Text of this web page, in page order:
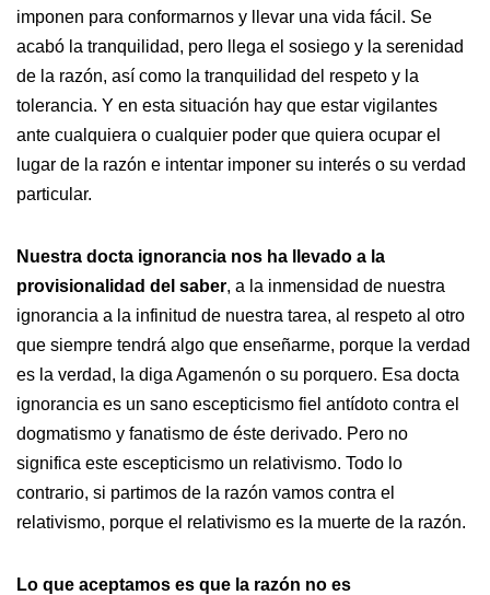
imponen para conformarnos y llevar una vida fácil. Se
acabó la tranquilidad, pero llega el sosiego y la serenidad
de la razón, así como la tranquilidad del respeto y la
tolerancia. Y en esta situación hay que estar vigilantes
ante cualquiera o cualquier poder que quiera ocupar el
lugar de la razón e intentar imponer su interés o su verdad
particular.
Nuestra docta ignorancia nos ha llevado a la
provisionalidad del saber, a la inmensidad de nuestra
ignorancia a la infinitud de nuestra tarea, al respeto al otro
que siempre tendrá algo que enseñarme, porque la verdad
es la verdad, la diga Agamenón o su porquero. Esa docta
ignorancia es un sano escepticismo fiel antídoto contra el
dogmatismo y fanatismo de éste derivado. Pero no
significa este escepticismo un relativismo. Todo lo
contrario, si partimos de la razón vamos contra el
relativismo, porque el relativismo es la muerte de la razón.
Lo que aceptamos es que la razón no es